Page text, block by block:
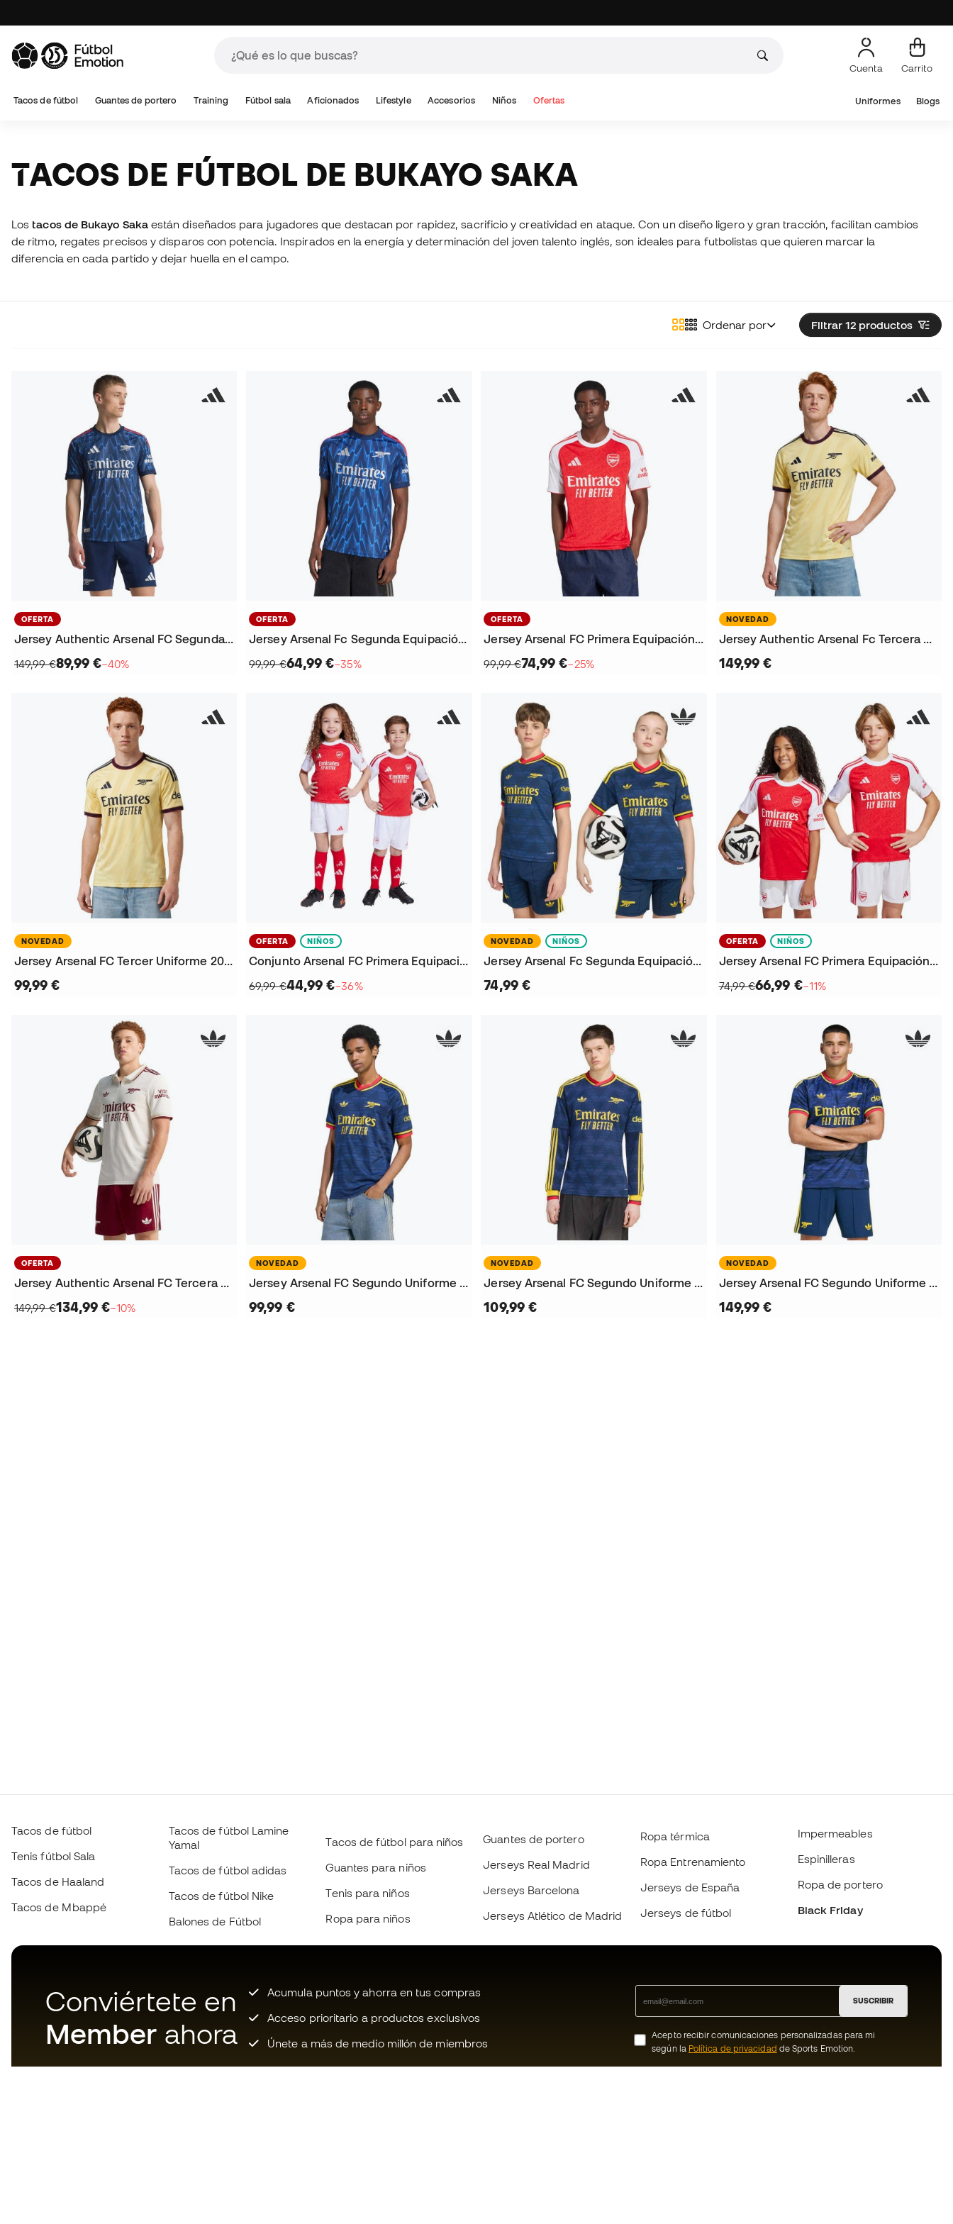
Cuenta Carrito
Tacos de fútbol Guantes de portero Training Fútbol sala Aficionados Lifestyle Accesorios Niños Ofertas Uniformes Blogs
TACOS DE FÚTBOL DE BUKAYO SAKA
Los tacos de Bukayo Sakaestán diseñados para jugadores que destacan por rapidez, sacrificio y creatividad en ataque. Con un diseño ligero y gran tracción, facilitan cambios
de ritmo, regates precisos y disparos con potencia. Inspirados en la energía y determinación del joven talento inglés, son ideales para futbolistas que quieren marcar la
diferencia en cada partido y dejar huella en el campo.
Filtrar 12 productos
Ordenar por
OFERTA
Jersey Authentic Arsenal FC Segunda Equipación 2025-2026
149,99 €89,99 €−40%
OFERTA
Jersey Arsenal Fc Segunda Equipación 2025-2026
99,99 €64,99 €−35%
OFERTA
Jersey Arsenal FC Primera Equipación 2025-2026
99,99 €74,99 €−25%
NOVEDAD
Jersey Authentic Arsenal Fc Tercera Equipación 2026-2027
149,99 €
NOVEDAD
Jersey Arsenal FC Tercer Uniforme 2026-2027
99,99 €
OFERTA NIÑOS
Conjunto Arsenal FC Primera Equipación 2025-2026 Niño
69,99 €44,99 €−36%
NOVEDAD NIÑOS
Jersey Arsenal Fc Segunda Equipación 2026-2027 Niño
74,99 €
OFERTA NIÑOS
Jersey Arsenal FC Primera Equipación 2025-2026 Niño
74,99 €66,99 €−11%
OFERTA
Jersey Authentic Arsenal FC Tercera Equipación 2025-2026
149,99 €134,99 €−10%
NOVEDAD
Jersey Arsenal FC Segundo Uniforme 2026-2027
99,99 €
NOVEDAD
Jersey Arsenal FC Segundo Uniforme M/L 2026-2027
109,99 €
NOVEDAD
Jersey Arsenal FC Segundo Uniforme Authentic 2026-2027
149,99 €
Tacos de fútbol
Tenis fútbol Sala
Tacos de Haaland
Tacos de Mbappé
Tacos de fútbol Lamine
Yamal
Tacos de fútbol adidas
Tacos de fútbol Nike
Balones de Fútbol
Tacos de fútbol para niños
Guantes para niños
Tenis para niños
Ropa para niños
Guantes de portero
Jerseys Real Madrid
Jerseys Barcelona
Jerseys Atlético de Madrid
Ropa térmica
Ropa Entrenamiento
Jerseys de España
Jerseys de fútbol
Impermeables
Espinilleras
Ropa de portero
Black Friday
Conviértete en
Member ahora
Acumula puntos y ahorra en tus compras
Acceso prioritario a productos exclusivos
Únete a más de medio millón de miembros
SUSCRIBIR
Acepto recibir comunicaciones personalizadas para mi
según la Política de privacidad de Sports Emotion.